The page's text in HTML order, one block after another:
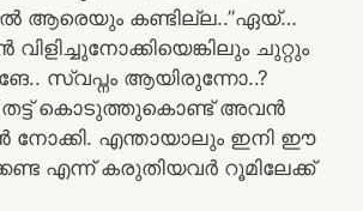
ആരെയും കണ്ടില്ല..”ഏയ്…
ചുറ്റും
സ്വപ്നം ആയിരുന്നോ..?
തട്ട് കൊടുത്തുകൊണ്ട് അവൻ
നോക്കി. എന്തായാലും ഇനി ഈ
എന്ന് കരുതിയവർ റൂമിലേക്ക്